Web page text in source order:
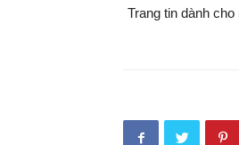
Trang tin dành